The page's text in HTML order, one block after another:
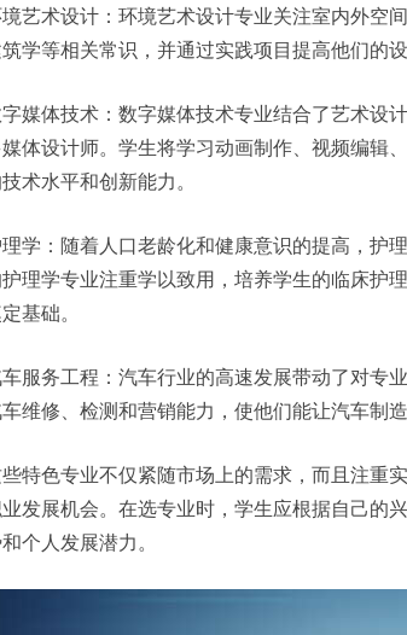
艺术设计：环境艺术设计专业关注室内外空
学等相关常识，并通过实践项目提高他们的
媒体技术：数字媒体技术专业结合了艺术设
体设计师。学生将学习动画制作、视频编辑
术水平和创新能力。
学：随着人口老龄化和健康意识的提高，护
理学专业注重学以致用，培养学生的临床护
基础。
服务工程：汽车行业的高速发展带动了对专
维修、检测和营销能力，使他们能让汽车制
特色专业不仅紧随市场上的需求，而且注重
发展机会。在选专业时，学生应根据自己的
个人发展潜力。